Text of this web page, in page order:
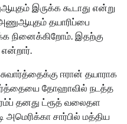
இருக்க கூடாது என்று
தயாரிப்பை
நினைக்கிறோம். இதற்கு
ஈரான் தயாராக
தோஹாவில் நடத்த
தனது ட்ரூத் வலைதள
அமெரிக்கா சார்பில் மத்திய